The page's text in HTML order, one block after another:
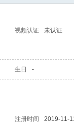
视频认证 未认证
生日 -
注册时间
2019-11-